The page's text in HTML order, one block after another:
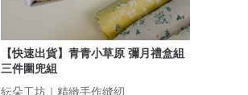
【快速出貨】青青小草原 彌月禮盒組
三件圍兜組
紜朵工坊｜精緻手作縫紉